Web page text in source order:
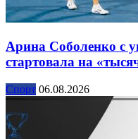
Арина Соболенко с
стартовала на
Спорт 06.08.2026